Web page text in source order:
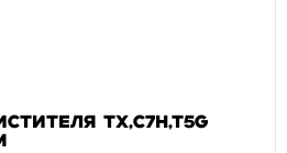
TX,C7H,T5G